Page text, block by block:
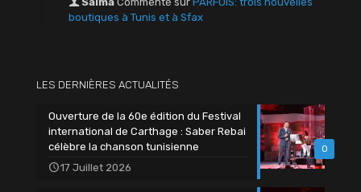
boutiques à Tunis et à Sfax
LES DERNIÈRES ACTUALITÉS
0
Ouverture de la 60e édition du Festival
international de Carthage : Saber Rebai
célèbre la chanson tunisienne
17 Juillet 2026